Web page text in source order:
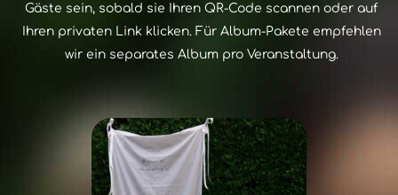
Gäste sein, sobald sie Ihren QR-Code scannen oder auf
Ihren privaten Link klicken. Für Album-Pakete empfehlen
wir ein separates Album pro Veranstaltung.